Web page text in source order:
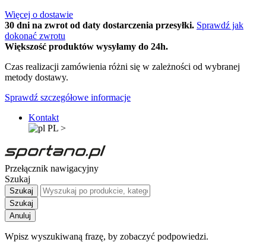
Więcej o dostawie
30 dni na zwrot od daty dostarczenia przesyłki. Sprawdź jak
dokonać zwrotu
Większość produktów wysyłamy do 24h.
Czas realizacji zamówienia różni się w zależności od wybranej
metody dostawy.
Sprawdź szczegółowe informacje
Kontakt
PL >
Przełącznik nawigacyjny
Szukaj
Szukaj
Szukaj
Anuluj
Wpisz wyszukiwaną frazę, by zobaczyć podpowiedzi.